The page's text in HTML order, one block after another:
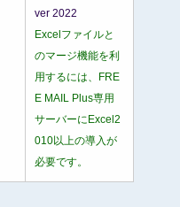
ver 2022
Excelファイルと
のマージ機能を利
用するには、FRE
E MAIL Plus専用
サーバーにExcel2
010以上の導入が
必要です。